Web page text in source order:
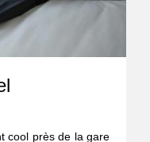
cool près de la gare